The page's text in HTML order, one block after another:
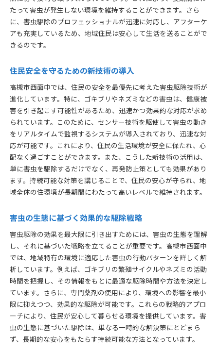
アフターケアで持続する効果
住民の声を反映した駆除プラン
地域との連携で高まる駆除効果
物理的封鎖技術による害虫予防
持続可能な環境への取り組み
高槻市での長期的な害虫対策
害虫侵入経路の特定と封鎖
地域環境を守るための実践方法
物理的封鎖と他技術の組み合わせ
高槻市西面中での害虫駆除成功事例地域特有の問題に
対応
地域特有の害虫問題への対策事例
成功事例から学ぶ効果的な駆除法
地域住民の安心を支える取り組み
高槻市の課題解決に貢献する成功事例
住民の声を反映した成功事例紹介
進化する害虫駆除高槻市西面中での安心生活への貢献
未来の害虫駆除技術の展望
地域住民の生活の質向上への貢献
進化する技術がもたらす安心生活
高槻市での持続可能な害虫管理
害虫駆除の未来を切り開く取り組み
たって害虫が発生しない環境を維持することができます。さら
に、害虫駆除のプロフェッショナルが迅速に対応し、アフターケ
アも充実しているため、地域住民は安心して生活を送ることがで
きるのです。
住民安全を守るための新技術の導入
高槻市西面中では、住民の安全を最優先に考えた害虫駆除技術が
進化しています。特に、ゴキブリやネズミなどの害虫は、健康被
害を引き起こす可能性があるため、迅速かつ効果的な対応が求め
られています。このために、センサー技術を駆使して害虫の動き
をリアルタイムで監視するシステムが導入されており、迅速な対
応が可能です。これにより、住民の生活環境が安全に保たれ、心
配なく過ごすことができます。また、こうした新技術の活用は、
単に害虫を駆除するだけでなく、再発防止策としても効果があり
ます。持続可能な対策を講じることで、住民の安心が守られ、地
域全体の住環境が長期間にわたって高いレベルで維持されます。
害虫の生態に基づく効果的な駆除戦略
害虫駆除の効果を最大限に引き出すためには、害虫の生態を理解
し、それに基づいた戦略を立てることが重要です。高槻市西面中
では、地域特有の環境に適応した害虫の行動パターンを詳しく解
析しています。例えば、ゴキブリの繁殖サイクルやネズミの活動
時間を把握し、その情報をもとに最適な駆除時間や方法を決定し
ています。さらに、専門薬剤の使用により、環境への影響を最小
限に抑えつつ、効果的な駆除が可能です。これらの戦略的アプロ
ーチにより、住民が安心して暮らせる環境を提供しています。害
虫の生態に基づいた駆除は、単なる一時的な解決策にとどまら
ず、長期的な安心をもたらす持続可能な方法となっています。